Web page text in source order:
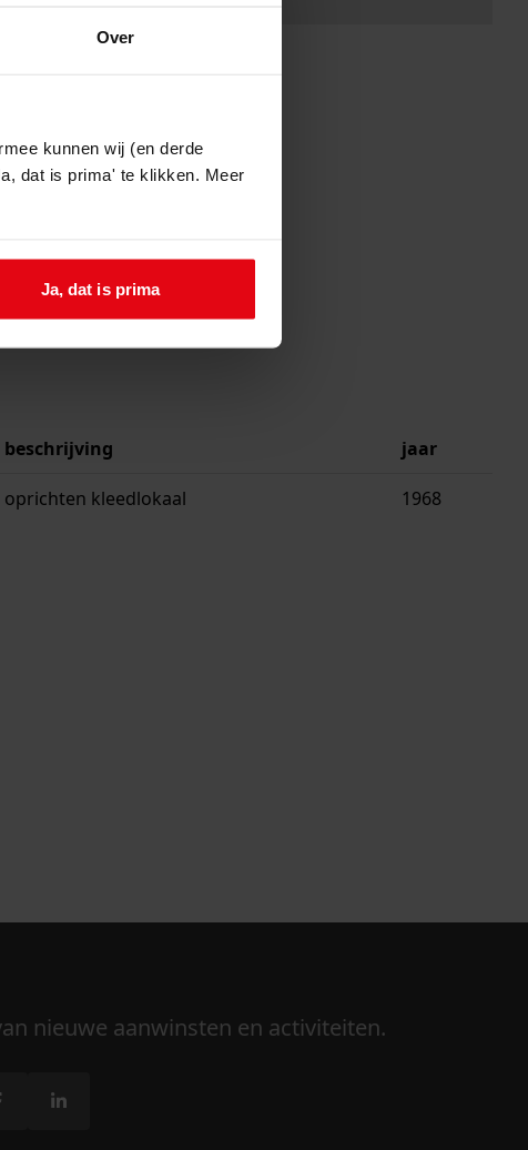
Over
kunnen wij (en derde
dat is prima' te klikken. Meer
Ja, dat is prima
beschrijving jaar
oprichten kleedlokaal 1968
nieuwe aanwinsten en activiteiten.